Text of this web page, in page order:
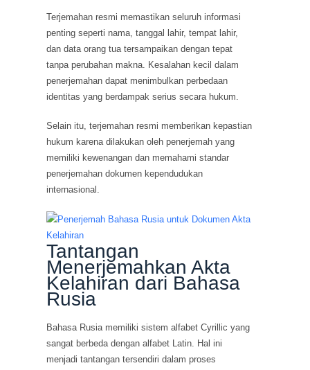
Terjemahan resmi memastikan seluruh informasi
penting seperti nama, tanggal lahir, tempat lahir,
dan data orang tua tersampaikan dengan tepat
tanpa perubahan makna. Kesalahan kecil dalam
penerjemahan dapat menimbulkan perbedaan
identitas yang berdampak serius secara hukum.
Selain itu, terjemahan resmi memberikan kepastian
hukum karena dilakukan oleh penerjemah yang
memiliki kewenangan dan memahami standar
penerjemahan dokumen kependudukan
internasional.
Tantangan
Menerjemahkan Akta
Kelahiran dari Bahasa
Rusia
Bahasa Rusia memiliki sistem alfabet Cyrillic yang
sangat berbeda dengan alfabet Latin. Hal ini
menjadi tantangan tersendiri dalam proses